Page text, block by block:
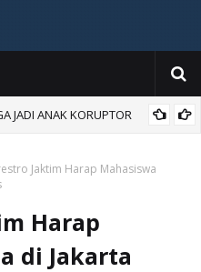
JADI ANAK KORUPTOR
Jaktim Harap Mahasiswa
Harap
di Jakarta